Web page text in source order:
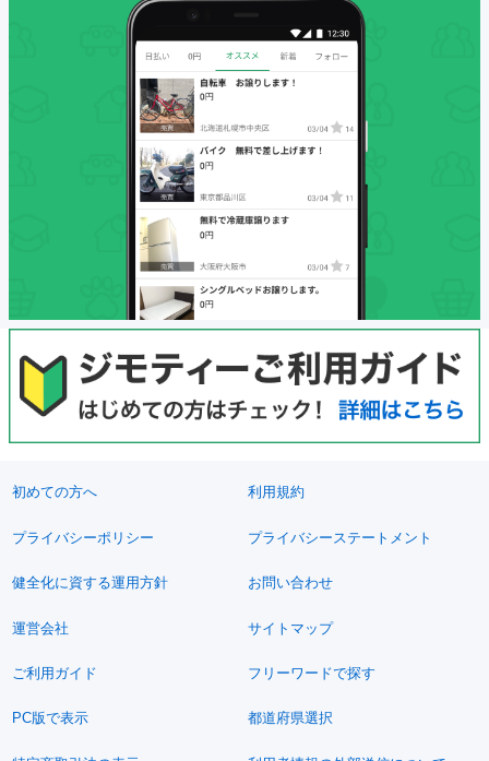
初めての方へ 利用規約
プライバシーポリシー プライバシーステートメント
健全化に資する運用方針 お問い合わせ
運営会社 サイトマップ
ご利用ガイド フリーワードで探す
PC版で表示 都道府県選択